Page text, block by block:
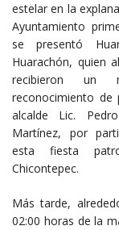
estelar en la
Ayuntamiento
se presentó
Huarachón, quien
recibieron un
reconocimiento de
alcalde Lic.
Martínez, por
esta fiesta
Chicontepec.
Más tarde,
02:00 horas de la